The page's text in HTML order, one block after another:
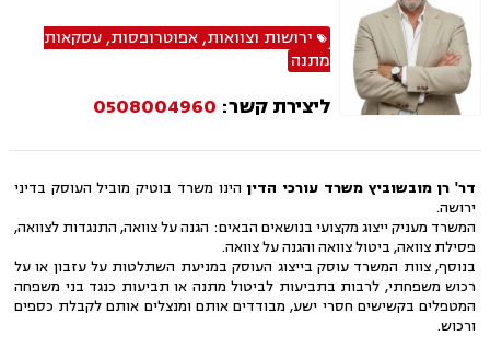
ירושות וצוואות,אפוטרופסות,עסקאות
מתנה
ליצירת קשר: 0508004960
דר' רן מובשוביץ משרד עורכי הדין הינו משרד בוטיק מוביל העוסק בדיני
ירושה.
המשרד מעניק ייצוג מקצועי בנושאים הבאים: הגנה על צוואה, התנגדות לצוואה,
פסילת צוואה, ביטול צוואה והגנה על צוואה.
בנוסף, צוות המשרד עוסק בייצוג העוסק במניעת השתלטות על עזבון או על
רכוש משפחתי, לרבות בתביעות לביטול מתנה או תביעות כנגד בני משפחה
המטפלים בקשישים חסרי ישע, מבודדים אותם ומנצלים אותם לקבלת כספים
ורכוש.